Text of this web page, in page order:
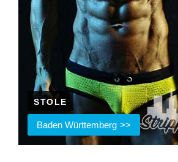
STOLE
Baden Württemberg